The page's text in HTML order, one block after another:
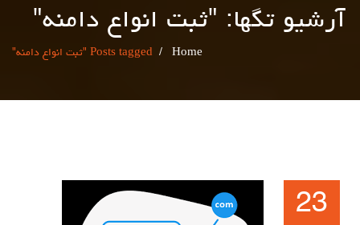
آرشیو تگها: "ثبت انواع دامنه"
Home
/ Posts tagged "ثبت انواع دامنه"
23